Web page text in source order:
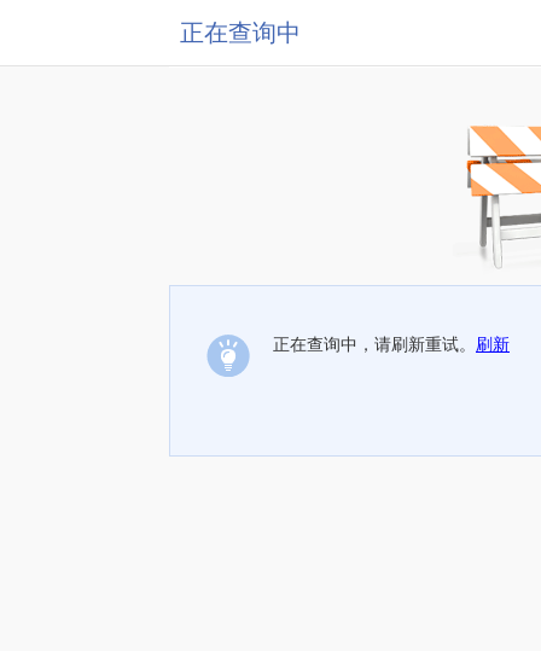
正在查询中
正在查询中，请刷新重试。 刷新